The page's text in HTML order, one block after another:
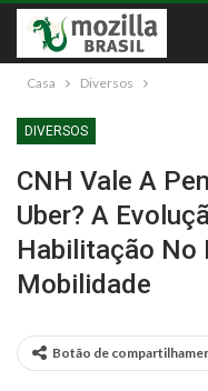
Casa Diversos
DIVERSOS
CNH Vale A
Uber? A
Habilitação No
Mobilidade
Botão de